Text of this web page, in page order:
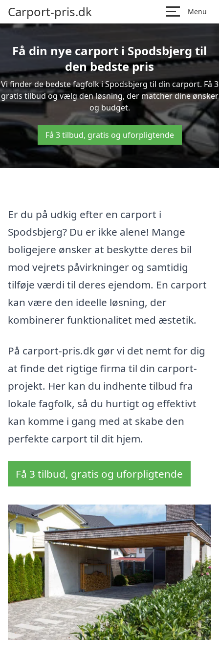
Carport-pris.dk Menu
Få din nye carport i Spodsbjerg til
den bedste pris
Vi finder de bedste fagfolk i Spodsbjerg til din carport. Få 3
gratis tilbud og vælg den løsning, der matcher dine ønsker
og budget.
Få 3 tilbud, gratis og uforpligtende
Er du på udkig efter en carport i
Spodsbjerg? Du er ikke alene! Mange
boligejere ønsker at beskytte deres bil
mod vejrets påvirkninger og samtidig
tilføje værdi til deres ejendom. En carport
kan være den ideelle løsning, der
kombinerer funktionalitet med æstetik.
På carport-pris.dk gør vi det nemt for dig
at finde det rigtige firma til din carport-
projekt. Her kan du indhente tilbud fra
lokale fagfolk, så du hurtigt og effektivt
kan komme i gang med at skabe den
perfekte carport til dit hjem.
Få 3 tilbud, gratis og uforpligtende